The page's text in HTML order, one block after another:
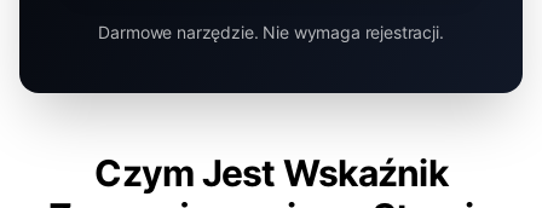
Darmowe narzędzie. Nie wymaga rejestracji.
Czym Jest Wskaźnik